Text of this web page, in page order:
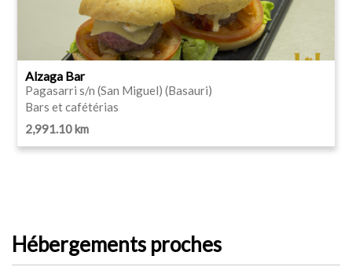
Alzaga Bar
Pagasarri s/n (San Miguel) (Basauri)
Bars et cafétérias
2,991.10 km
Hébergements proches